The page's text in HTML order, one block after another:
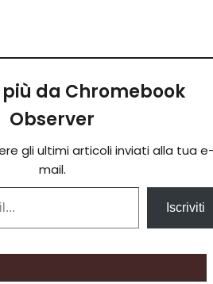
da Chromebook
Observer
gli ultimi articoli inviati alla tua
mail.
Iscriviti